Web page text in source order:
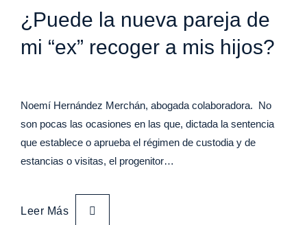
¿Puede la nueva pareja de
mi “ex” recoger a mis hijos?
Noemí Hernández Merchán, abogada colaboradora. No
son pocas las ocasiones en las que, dictada la sentencia
que establece o aprueba el régimen de custodia y de
estancias o visitas, el progenitor…
Leer Más